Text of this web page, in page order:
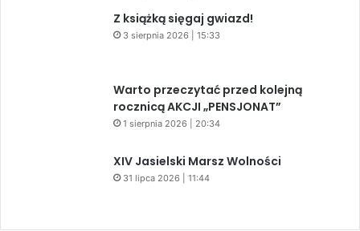
1 sierpnia 2026 | 20:34
XIV Jasielski Marsz Wolności